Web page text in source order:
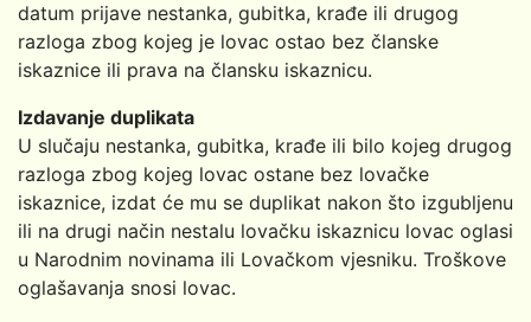
datum prijave nestanka, gubitka, krađe ili drugog
razloga zbog kojeg je lovac ostao bez članske
iskaznice ili prava na člansku iskaznicu.
Izdavanje duplikata
U slučaju nestanka, gubitka, krađe ili bilo kojeg drugog
razloga zbog kojeg lovac ostane bez lovačke
iskaznice, izdat će mu se duplikat nakon što izgubljenu
ili na drugi način nestalu lovačku iskaznicu lovac oglasi
u Narodnim novinama ili Lovačkom vjesniku. Troškove
oglašavanja snosi lovac.